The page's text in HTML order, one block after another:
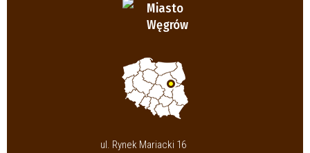
Miasto
Węgrów
ul. Rynek Mariacki 16